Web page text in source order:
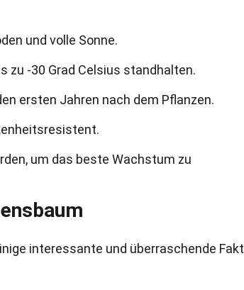
und volle Sonne.
zu -30 Grad Celsius standhalten.
ersten Jahren nach dem Pflanzen.
um das beste Wachstum zu
interessante und überraschende